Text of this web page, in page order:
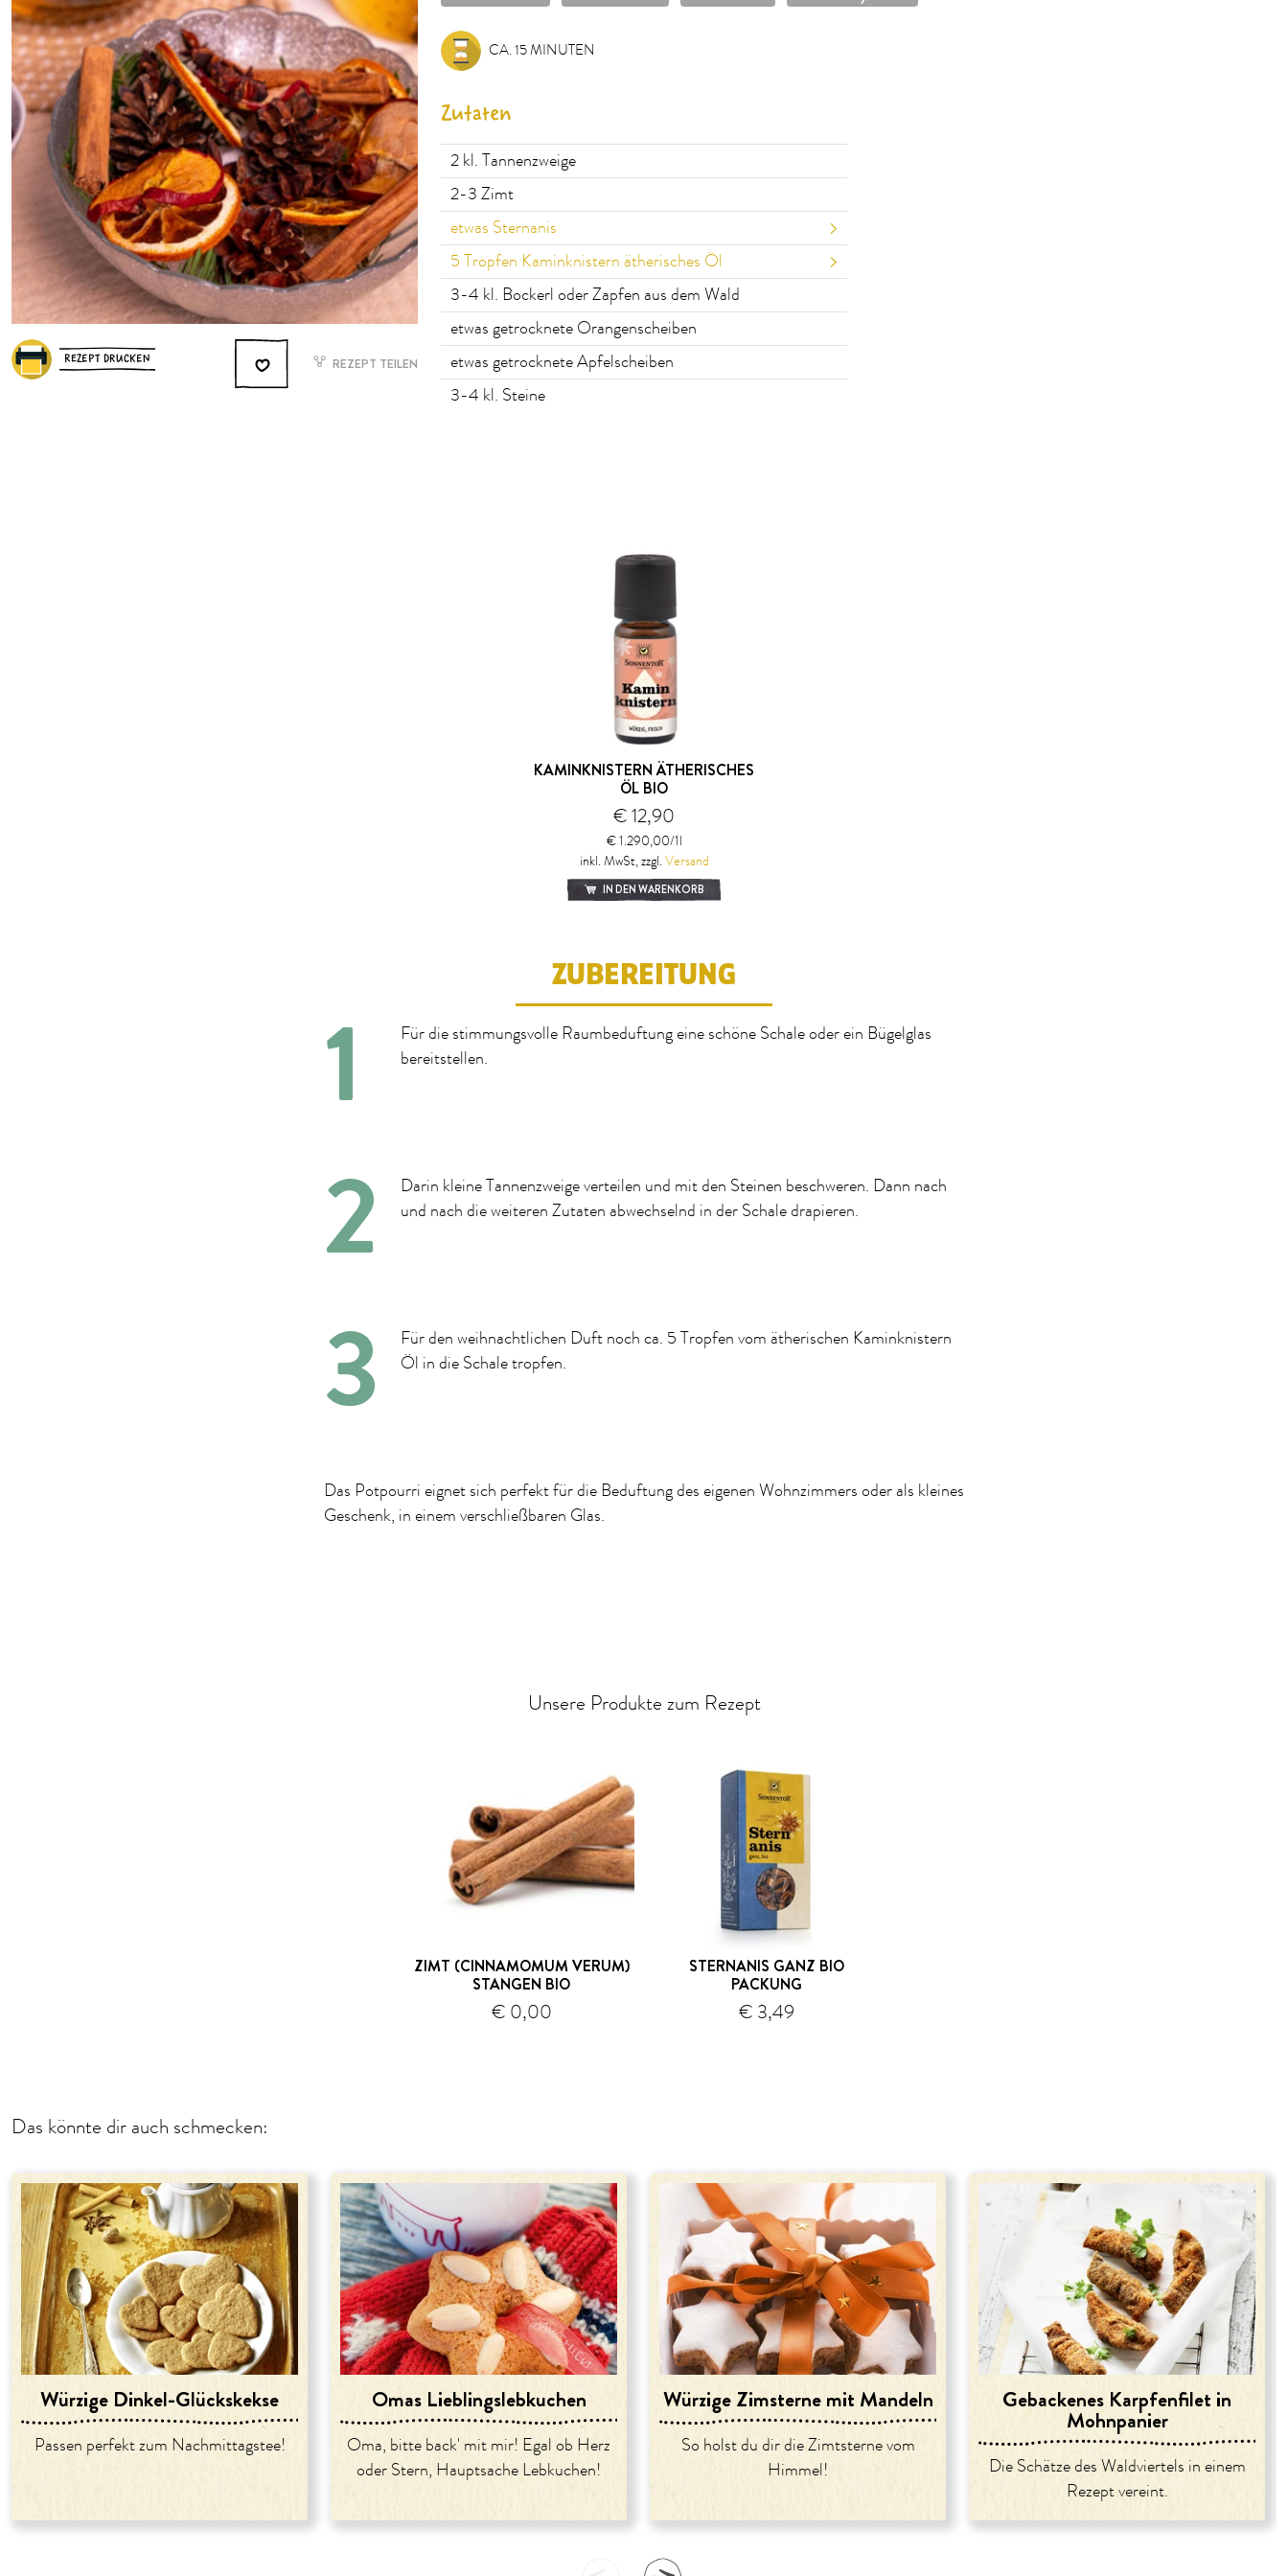
REZEPT DRUCKEN REZEPT TEILEN
CA. 15 MINUTEN
Zutaten
2kl. Tannenzweige
2-3 Zimt
etwas Sternanis
5 Tropfen Kaminknistern ätherisches Öl
3-4 kl. Bockerl oder Zapfen aus dem Wald
etwas getrocknete Orangenscheiben
etwas getrocknete Apfelscheiben
3-4 kl. Steine
KAMINKNISTERN ÄTHERISCHES
ÖL BIO
€ 12,90
€ 1.290,00/1l
inkl. MwSt, zzgl. Versand
IN DEN WARENKORB
ZUBEREITUNG
Für die stimmungsvolle Raumbeduftung eine schöne Schale oder ein Bügelglas
bereitstellen.
Darin kleine Tannenzweige verteilen und mit den Steinen beschweren. Dann nach
und nach die weiteren Zutaten abwechselnd in der Schale drapieren.
Für den weihnachtlichen Duft noch ca. 5 Tropfen vom ätherischen Kaminknistern
Öl in die Schale tropfen.
Das Potpourri eignet sich perfekt für die Beduftung des eigenen Wohnzimmers oder als kleines
Geschenk, in einem verschließbaren Glas.
Unsere Produkte zum Rezept
ZIMT (CINNAMOMUM VERUM)
STANGEN BIO
€ 0,00
STERNANIS GANZ BIO
PACKUNG
€ 3,49Versand
Das könnte dir auch schmecken:
Würzige Dinkel-Glückskekse
Passen perfekt zum Nachmittagstee!
Omas Lieblingslebkuchen
Oma, bitte back' mit mir! Egal ob Herz
oder Stern, Hauptsache Lebkuchen!
Würzige Zimsterne mit Mandeln
So holst du dir die Zimtsterne vom
Himmel!
Gebackenes Karpfenfilet in
Mohnpanier
Die Schätze des Waldviertels in einem
Rezept vereint.